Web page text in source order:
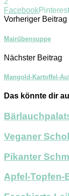
FacebookPinterest
Vorheriger Beitrag
Mairübensuppe
Nächster Beitrag
Mangold-Kartoffel-
Das könnte dir
Veganer
Pikanter
Apfel-Topfen-